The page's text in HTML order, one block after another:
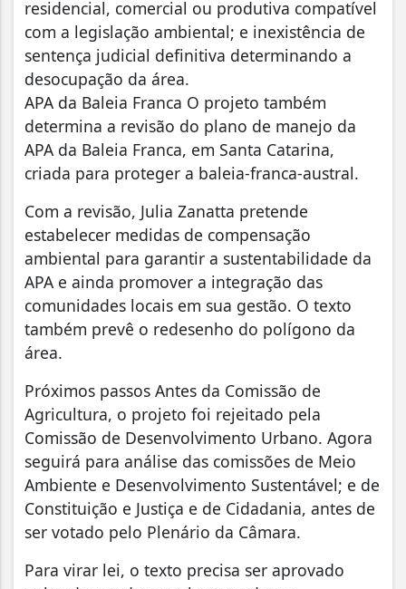
residencial, comercial ou produtiva compatível
com a legislação ambiental; e inexistência de
sentença judicial definitiva determinando a
desocupação da área.
APA da Baleia Franca O projeto também
determina a revisão do plano de manejo da
APA da Baleia Franca, em Santa Catarina,
criada para proteger a baleia-franca-austral.
Com a revisão, Julia Zanatta pretende
estabelecer medidas de compensação
ambiental para garantir a sustentabilidade da
APA e ainda promover a integração das
comunidades locais em sua gestão. O texto
também prevê o redesenho do polígono da
área.
Próximos passos Antes da Comissão de
Agricultura, o projeto foi rejeitado pela
Comissão de Desenvolvimento Urbano. Agora
seguirá para análise das comissões de Meio
Ambiente e Desenvolvimento Sustentável; e de
Constituição e Justiça e de Cidadania, antes de
ser votado pelo Plenário da Câmara.
Para virar lei, o texto precisa ser aprovado